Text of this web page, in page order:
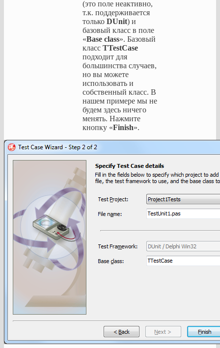
(это поле неактивно,
т.к. поддерживается
только DUnit) и
базовый класс в поле
«Base class». Базовый
класс TTestCase
подходит для
большинства случаев,
но вы можете
использовать и
собственный класс. В
нашем примере мы не
будем здесь ничего
менять. Нажмите
кнопку «Finish».